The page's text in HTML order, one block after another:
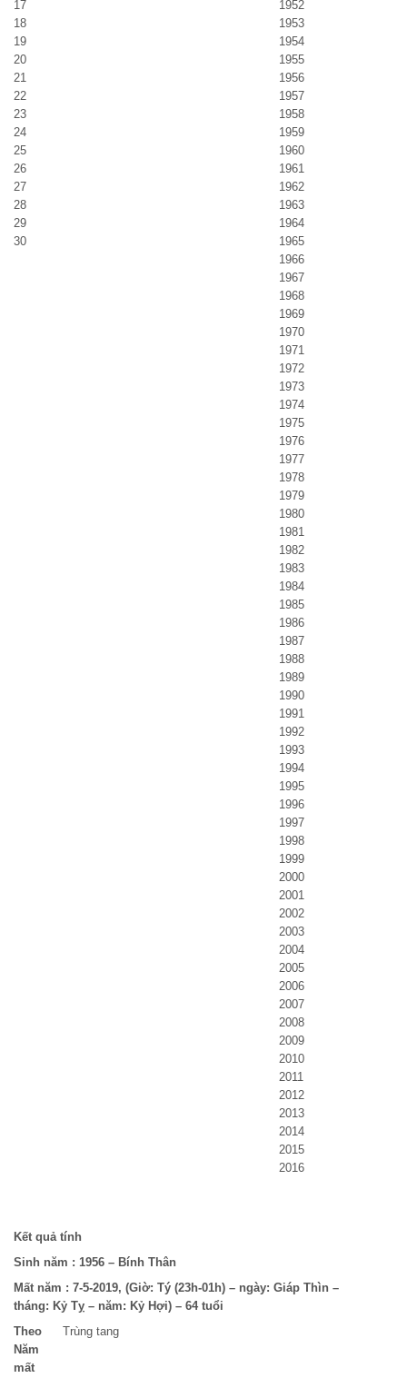
17
18
19
20
21
22
23
24
25
26
27
28
29
30
1952
1953
1954
1955
1956
1957
1958
1959
1960
1961
1962
1963
1964
1965
1966
1967
1968
1969
1970
1971
1972
1973
1974
1975
1976
1977
1978
1979
1980
1981
1982
1983
1984
1985
1986
1987
1988
1989
1990
1991
1992
1993
1994
1995
1996
1997
1998
1999
2000
2001
2002
2003
2004
2005
2006
2007
2008
2009
2010
2011
2012
2013
2014
2015
2016
Kết quả tính
Sinh năm : 1956 – Bính Thân
Mất năm : 7-5-2019, (Giờ: Tý (23h-01h) – ngày: Giáp Thìn –
tháng: Kỷ Tỵ – năm: Kỷ Hợi) – 64 tuổi
Theo
Năm
mất
Trùng tang